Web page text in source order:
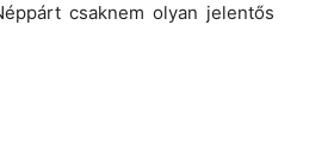
csaknem olyan jelentős